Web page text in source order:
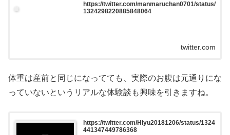
https://twitter.com/manmaruchan0701/status/
1324298220885848064
twitter.com
体重は産前と同じになってても、実際のお腹は元通りにな
っていないというリアルな体験談も興味を引きますね。
https://twitter.com/Hiyu20181206/status/1324
441347449786368